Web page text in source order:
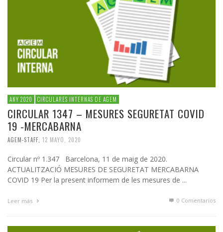
ANY 2020 CIRCULARES INTERNAS DE AGEM
CIRCULAR 1347 – MESURES SEGURETAT COVID
19 -MERCABARNA
AGEM-STAFF 12 MAYO, 2020
Circular nº 1.347 Barcelona, 11 de maig de 2020.
ACTUALITZACIÓ MESURES DE SEGURETAT MERCABARNA
COVID 19 Per la present informem de les mesures de ...
Leer más 0 Comentarios